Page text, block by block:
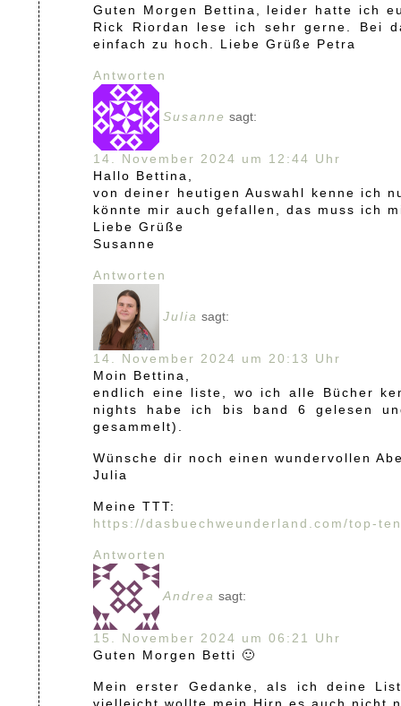
Guten Morgen Bettina, leider hatte ich
Rick Riordan lese ich sehr gerne. Bei
einfach zu hoch. Liebe Grüße Petra
Antworten
Susanne sagt:
14. November 2024 um 12:44 Uhr
Hallo Bettina,
von deiner heutigen Auswahl kenne ich
könnte mir auch gefallen, das muss ich
Liebe Grüße
Susanne
Antworten
Julia sagt:
14. November 2024 um 20:13 Uhr
Moin Bettina,
endlich eine liste, wo ich alle Bücher
nights habe ich bis band 6 gelesen
gesammelt).
Wünsche dir noch einen wundervollen
Julia
Meine TTT:
https://dasbuechweunderland.com/top-
Antworten
Andrea sagt:
15. November 2024 um 06:21 Uhr
Guten Morgen Betti 🙂
Mein erster Gedanke, als ich deine